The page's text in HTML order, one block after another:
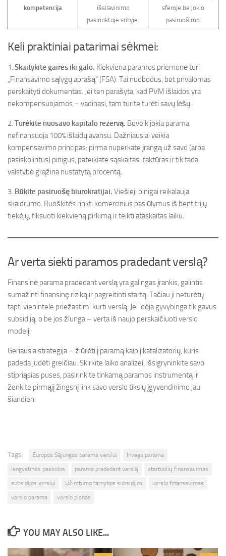
kompetencija
išsilavinimo
pasirinktoje srityje.
sferoje be jokio
pasiruošimo.
Keli praktiniai patarimai sėkmei:
1. Skaitykite gaires iki galo. Kiekviena paramos priemonė turi
„Finansavimo sąlygų aprašą“ (FSA). Tai nuobodus, bet privalomas
perskaityti dokumentas. Jei ten parašyta, kad PVM išlaidos yra
nekompensuojamos – vadinasi, tam turite turėti savų lėšų.
2. Turėkite nuosavo kapitalo rezervą. Beveik jokia parama
nefinansuoja 100% išlaidų avansu. Dažniausiai veikia
kompensavimo principas: pirma nuperkate įrangą už savo (arba
pasiskolintus) pinigus, pateikiate sąskaitas-faktūras ir tik tada
valstybė grąžina nustatytą procentą.
3. Būkite pasiruošę biurokratijai. Viešieji pinigai reikalauja
skaidrumo. Ruoškitės rinkti komercinius pasiūlymus iš bent trijų
tiekėjų, fiksuoti kiekvieną pirkimą ir teikti ataskaitas laiku.
Ar verta siekti paramos pradedant verslą?
Finansinė parama pradedant verslą yra galingas įrankis, galintis
sumažinti finansinę riziką ir pagreitinti startą. Tačiau ji neturėtų
tapti vienintele priežastimi kurti verslą. Jei idėja gyvybinga tik gavus
subsidiją, o be jos žlunga – verta iš naujo perskaičiuoti verslo
modelį.
Geriausia strategija – žiūrėti į paramą kaip į katalizatorių, kuris
padeda judėti greičiau. Skirkite laiko analizei, išsigryninkite savo
stipriąsias puses, pasirinkite tinkamą paramos instrumentą ir
ženkite pirmąjį žingsnį link savo verslo tikslų įgyvendinimo jau
šiandien.
Tags: Europos Sąjungos parama verslui
Invega parama
lengvatinės paskolos
parama pradedant verslą
startuolių finansavimas
subsidijos verslui
Užimtumo tarnybos subsidijos
verslo finansavimas
verslo parama
verslo planas
YOU MAY ALSO LIKE...